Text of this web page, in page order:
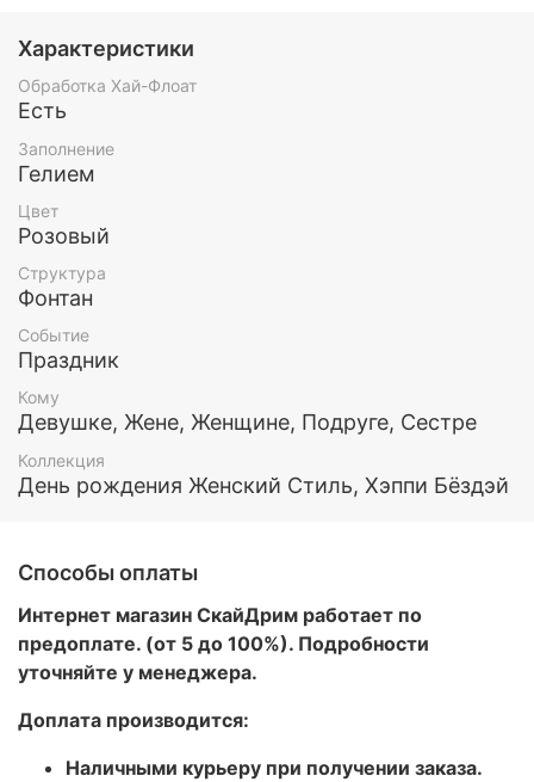
понравится .Такой набор станет оригинальным
подарком и оставит приятные воспоминания.
По вашему желанию мы можем изменить цвет и/
понравился именно вам и вашей любимой.
Все шары обработаны составом Хай флоат (для
увеличения длительности полета) и наполнены
гелием.
Этот и любой другой набор воздушных шаров вы
можете заказать у нас. Так же у нас есть доставка
по Москве и МО
Характеристики
Обработка Хай-Флоат
Есть
Заполнение
Гелием
Цвет
Розовый
Структура
Фонтан
Событие
Праздник
Кому
Девушке, Жене, Женщине, Подруге, Сестре
Коллекция
День рождения Женский Стиль, Хэппи Бёздэй
Способы оплаты
Интернет магазин СкайДрим работает по
предоплате. (от 5 до 100%). Подробности
уточняйте у менеджера.
Доплата производится:
Наличными курьеру при получении заказа.